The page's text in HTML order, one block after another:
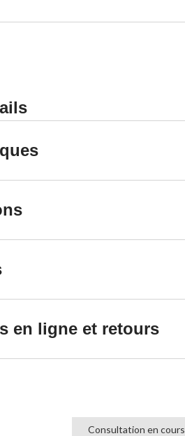
en ligne et retours
Consultation en cours